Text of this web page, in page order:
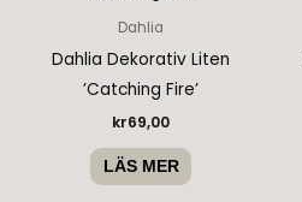
Dahlia
Dahlia Dekorativ Liten
’Catching Fire’
kr69,00
LÄS MER